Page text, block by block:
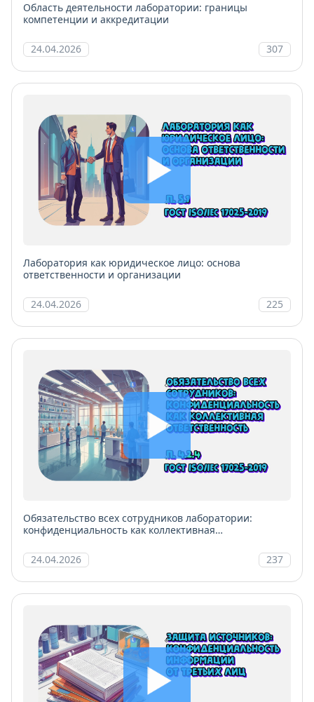
Область деятельности лаборатории: границы
компетенции и аккредитации
24.04.2026 307
Лаборатория как юридическое лицо: основа
ответственности и организации
24.04.2026 225
Обязательство всех сотрудников лаборатории:
конфиденциальность как коллективная
24.04.2026
237